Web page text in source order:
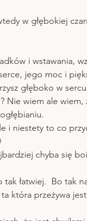
w głębokiej
i wstawania,
jego moc i
głęboko w
Nie wiem ale
i niestety to co
chyba się
tak łatwiej.  Bo tak
która przeżywa